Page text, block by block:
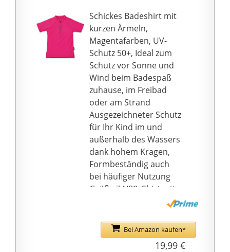
Schickes Badeshirt mit
kurzen Ärmeln,
Magentafarben, UV-
Schutz 50+, Ideal zum
Schutz vor Sonne und
Wind beim Badespaß
zuhause, im Freibad
oder am Strand
Ausgezeichneter Schutz
für Ihr Kind im und
außerhalb des Wassers
dank hohem Kragen,
Formbeständig auch
bei häufiger Nutzung
Größe 74/80: Shirt mit
Reißverschluss an der
Reißverschlussgarage:
Verhindert Kratzen an
Bei Amazon kaufen*
19,99 €